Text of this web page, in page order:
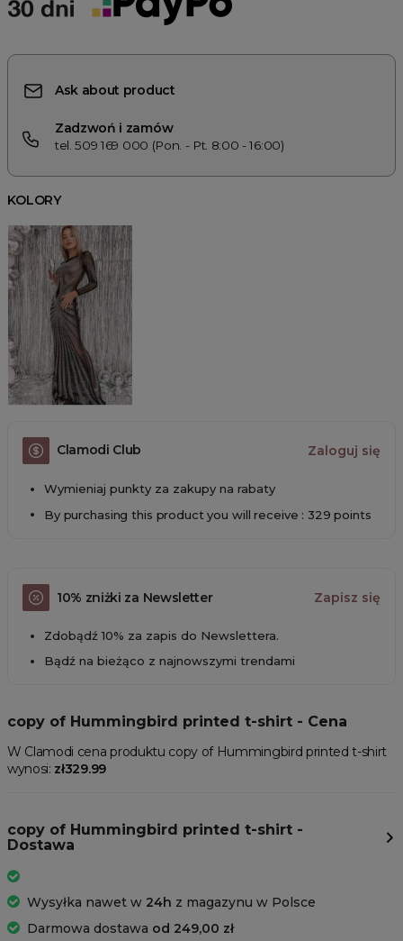
Ask about product
Zadzwoń i zamów
tel. 509 169 000 (Pon. - Pt. 8:00 - 16:00)
KOLORY
Clamodi Club Zaloguj się
Wymieniaj punkty za zakupy na rabaty
By purchasing this product you will receive : 329 points
10% zniżki za Newsletter Zapisz się
Zdobądź 10% za zapis do Newslettera.
Bądź na bieżąco z najnowszymi trendami
copy of Hummingbird printed t-shirt - Cena
W Clamodi cena produktu copy of Hummingbird printed t-shirt
wynosi: zł329.99
copy of Hummingbird printed t-shirt -
Dostawa
Wysyłka nawet w 24h z magazynu w Polsce
Darmowa dostawa od 249,00 zł